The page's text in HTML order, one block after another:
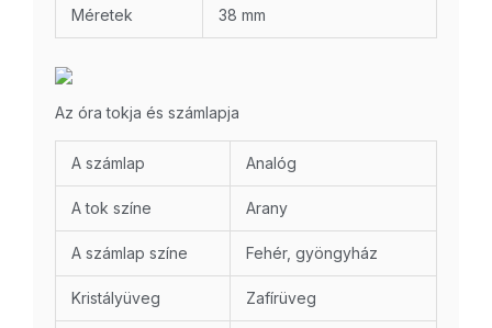
Méretek 38 mm
Az óra tokja és számlapja
A számlap Analóg
A tok színe Arany
A számlap színe Fehér, gyöngyház
Kristályüveg Zafírüveg